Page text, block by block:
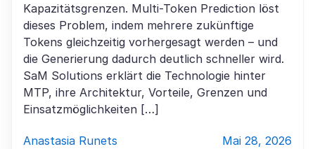
Kapazitätsgrenzen. Multi-Token Prediction löst
dieses Problem, indem mehrere zukünftige
Tokens gleichzeitig vorhergesagt werden – und
die Generierung dadurch deutlich schneller wird.
SaM Solutions erklärt die Technologie hinter
MTP, ihre Architektur, Vorteile, Grenzen und
Einsatzmöglichkeiten […]
Anastasia Runets Mai 28, 2026